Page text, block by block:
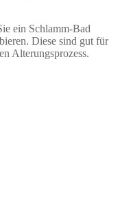
ein Schlamm-Bad
Diese sind gut für
Alterungsprozess.